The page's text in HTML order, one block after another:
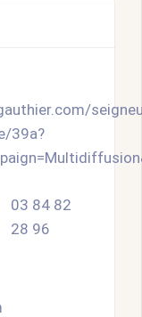
39a?
03 84 82
28 96